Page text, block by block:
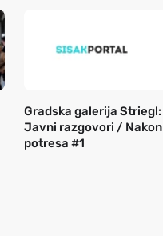
Gradska galerija Striegl:
Javni razgovori / Nakon
potresa #1